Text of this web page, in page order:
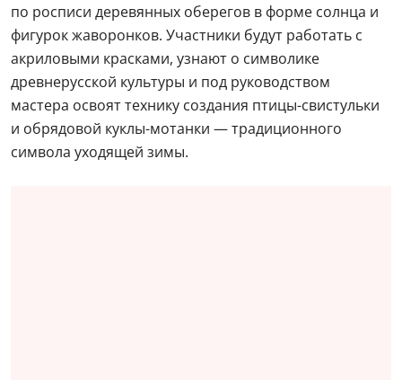
по росписи деревянных оберегов в форме солнца и
фигурок жаворонков. Участники будут работать с
акриловыми красками, узнают о символике
древнерусской культуры и под руководством
мастера освоят технику создания птицы-свистульки
и обрядовой куклы-мотанки — традиционного
символа уходящей зимы.